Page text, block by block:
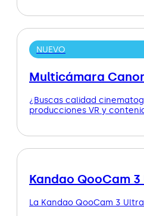
NUEVO
Multicámara Canon
¿Buscas calidad
producciones VR y
Kandao QooCam
La Kandao QooCam 3